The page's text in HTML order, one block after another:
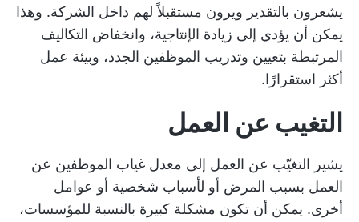
يشعرون بالتقدير ويرون مستقبلاً لهم داخل الشركة. وهذا
يمكن أن يؤدي إلى زيادة الإنتاجية، وانخفاض التكاليف
المرتبطة بتعيين وتدريب الموظفين الجدد، وبيئة عمل
أكثر استقرارًا.
التغيب عن العمل
يشير التغيّب عن العمل إلى معدل غياب الموظفين عن
العمل بسبب المرض أو لأسباب شخصية أو عوامل
أخرى. يمكن أن تكون مشكلة كبيرة بالنسبة للمؤسسات،